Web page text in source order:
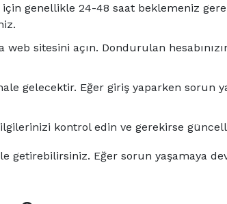
genellikle 24-48 saat beklemeniz
sitesini açın. Dondurulan
gelecektir. Eğer giriş yaparken sorun
kontrol edin ve gerekirse
getirebilirsiniz. Eğer sorun yaşamaya